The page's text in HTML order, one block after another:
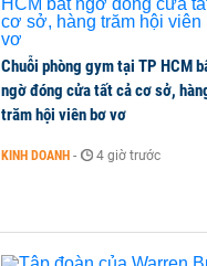
Vận tải biển toàn
QUỐC TẾ - 1 phút trước
Việt Nam là điểm
Chuỗi phòng gym tại TP HCM
ngờ đóng cửa tất cả cơ sở,
trăm hội viên bơ vơ
KINH DOANH - 4 giờ trước